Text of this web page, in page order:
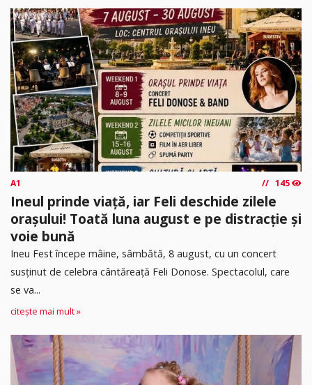
A1 145
Ineul prinde viață, iar Feli deschide zilele
orașului! Toată luna august e pe distracție și
voie bună
Ineu Fest începe mâine, sâmbătă, 8 august, cu un concert
susținut de celebra cântăreață Feli Donose. Spectacolul, care
se va...
citește mai mult »